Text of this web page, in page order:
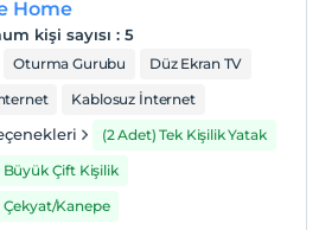
Home
kişi sayısı : 5
Oturma Gurubu
Düz Ekran TV
Kablosuz İnternet
(2 Adet) Tek Kişilik Yatak
Büyük Çift Kişilik
Çekyat/Kanepe